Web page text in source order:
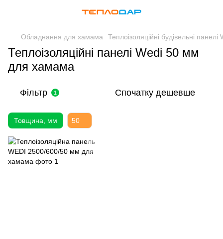
Обладнання для хамама Теплоізоляційні будівельні панелі
Теплоізоляційні панелі Wedi 50 мм
для хамама
Фільтр 1 Спочатку дешевше
Товщина, мм 50